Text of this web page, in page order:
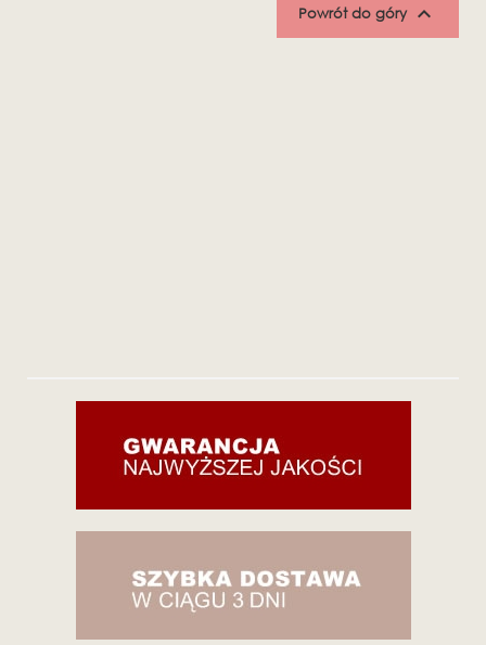
Powrót do góry 